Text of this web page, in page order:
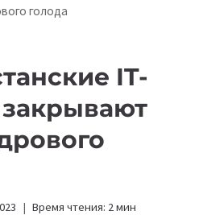
голода
IT-
Время чтения: 2мин